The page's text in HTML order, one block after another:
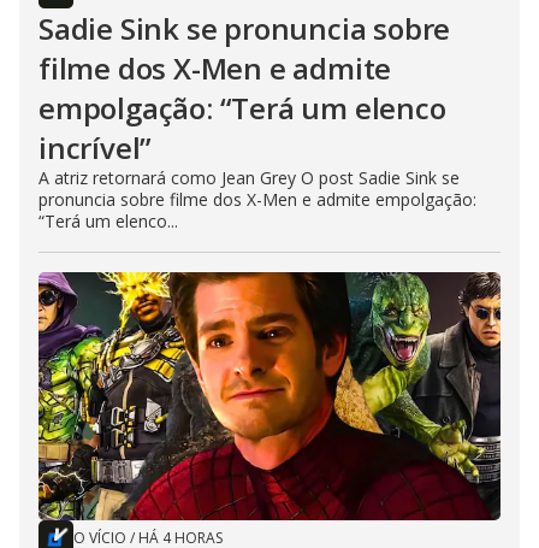
Sadie Sink se pronuncia sobre
filme dos X-Men e admite
empolgação: “Terá um elenco
incrível”
A atriz retornará como Jean Grey O post Sadie Sink se
pronuncia sobre filme dos X-Men e admite empolgação:
“Terá um elenco...
O VÍCIO / HÁ 4 HORAS